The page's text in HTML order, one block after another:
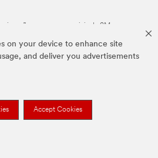
on your device to enhance site
and deliver you advertisements
Accept Cookies
cima são marcas comerciais da 3M.